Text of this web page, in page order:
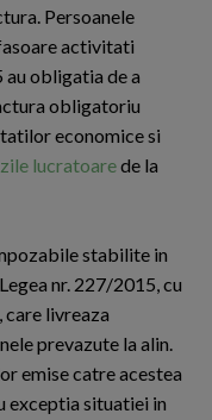
Persoanele
activitati
au obligatia de a
obligatoriu
economice si
zile lucratoarede la
stabilite in
nr. 227/2015, cu
livreaza
prevazute la alin.
emise catre acestea
exceptia situatiei in